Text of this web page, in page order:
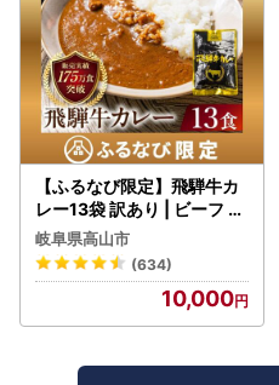
【ふるなび限定】飛騨牛カ
レー13袋 訳あり | ビーフ レ
トルト 訳あり DC006-CP
01 FN-Limited-VO
岐阜県高山市
(634)
10,000